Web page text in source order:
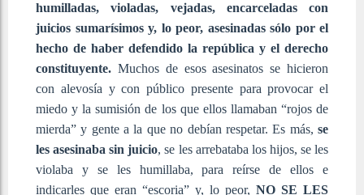
humilladas, violadas, vejadas, encarceladas con
juicios sumarísimos y, lo peor, asesinadas sólo por el
hecho de haber defendido la república y el derecho
constituyente. Muchos de esos asesinatos se hicieron
con alevosía y con público presente para provocar el
miedo y la sumisión de los que ellos llamaban “rojos de
mierda” y gente a la que no debían respetar. Es más, se
les asesinaba sin juicio, se les arrebataba los hijos, se les
violaba y se les humillaba, para reírse de ellos e
indicarles que eran “escoria” y, lo peor, NO SE LES